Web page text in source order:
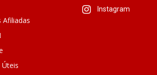
Afiliadas
Instagram